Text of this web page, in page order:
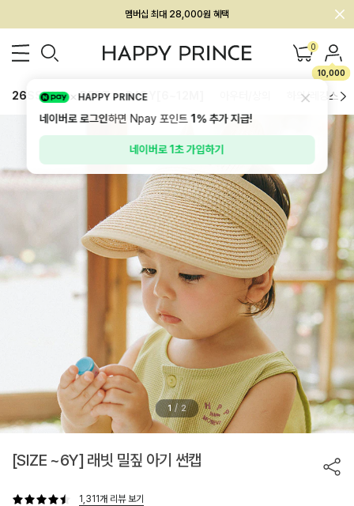
회원전용 아울렛, 가입하면 ~60% 할인!
멤버십 최대 28,000원 혜택 0
10,000
26SS 신상 BEST BABY[6~12M] 하의/레깅스
1 / 2
[SIZE ~6Y] 래빗 밀짚 아기 썬캡
1,311개 리뷰 보기
HAPPY PRINCE
네이버로 로그인하면 Npay 포인트1%추가 지급!
네이버로 1초 가입하기